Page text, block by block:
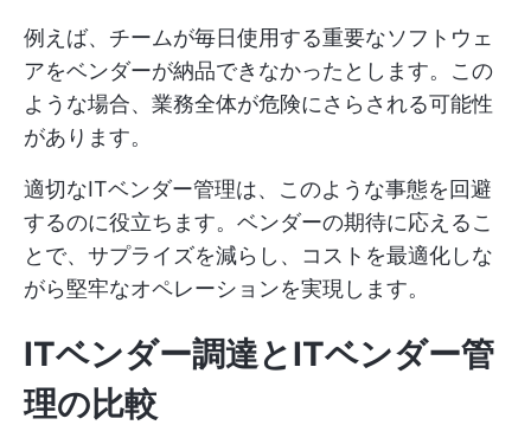
例えば、チームが毎日使用する重要なソフトウェ
アをベンダーが納品できなかったとします。この
ような場合、業務全体が危険にさらされる可能性
があります。
適切なITベンダー管理は、このような事態を回避
するのに役立ちます。ベンダーの期待に応えるこ
とで、サプライズを減らし、コストを最適化しな
がら堅牢なオペレーションを実現します。
ITベンダー調達とITベンダー管
理の比較